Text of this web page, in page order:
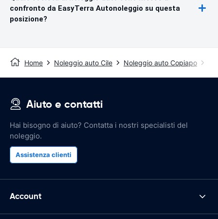
confronto da EasyTerra Autonoleggio su questa
posizione?
Home Noleggio auto Cile Noleggio auto Copiapo
Aiuto e contatti
Hai bisogno di aiuto? Contatta i nostri specialisti del
noleggio.
Assistenza clienti
Account